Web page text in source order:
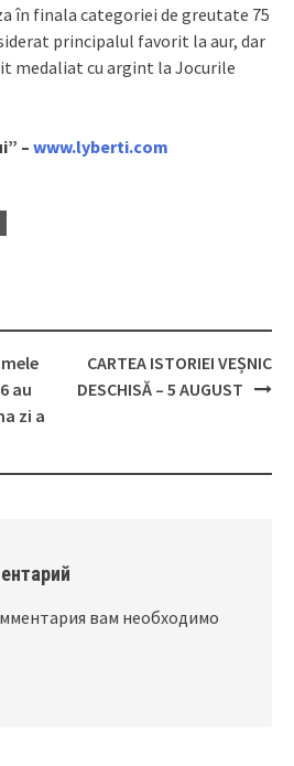
în finala categoriei de greutate 75
principalul favorit la aur, dar
medaliat cu argint la Jocurile
– www.lyberti.com
au
zi a
CARTEA ISTORIEI VEȘNIC
DESCHISĂ – 5 AUGUST
вам необходимо